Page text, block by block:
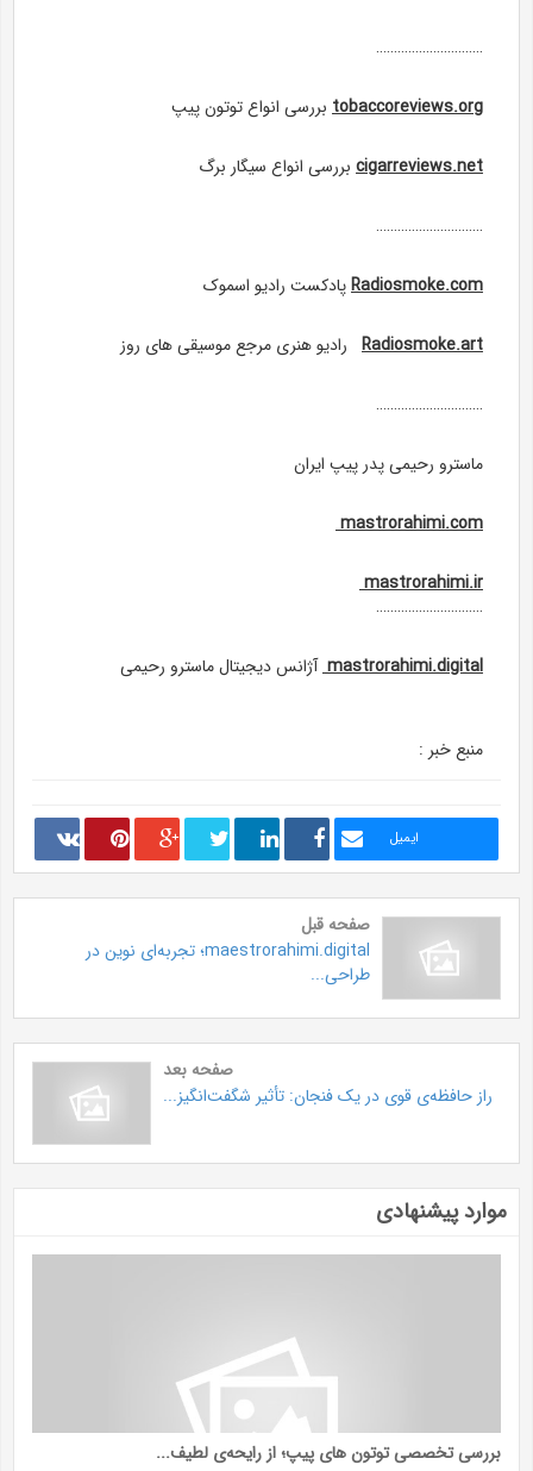
…………………………
tobaccoreviews.orgبررسی انواع توتون پیپ
cigarreviews.netبررسی انواع سیگار برگ
…………………………
Radiosmoke.comپادکست رادیو اسموک
Radiosmoke.artرادیو هنری مرجع موسیقی های روز
…………………………
ماسترو رحیمی پدر پیپ ایران
mastrorahimi.com
mastrorahimi.ir
…………………………
mastrorahimi.digitalآژانس دیجیتال ماسترو رحیمی
منبع خبر :
ایمیل
صفحه قبل
maestrorahimi.digital؛ تجربه‌ای نوین در
طراحی...
صفحه بعد
راز حافظه‌ی قوی در یک فنجان: تأثیر شگفت‌انگیز...
موارد پیشنهادی
بررسی تخصصی توتون ‌های پیپ؛ از رایحه‌ی لطیف...